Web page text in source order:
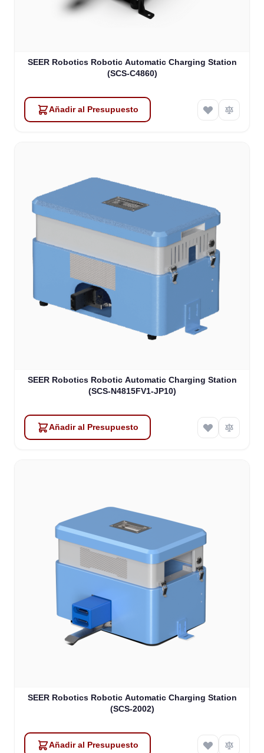
SEER Robotics Robotic Automatic Charging Station
(SCS-C4860)
Añadir al Presupuesto
SEER Robotics Robotic Automatic Charging Station
(SCS-N4815FV1-JP10)
Añadir al Presupuesto
SEER Robotics Robotic Automatic Charging Station
(SCS-2002)
Añadir al Presupuesto